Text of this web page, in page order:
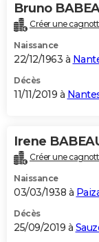
Bruno
Créer une
Naissance
22/12/1963 à
Décès
11/11/2019 à
Irene
Créer une
Naissance
03/03/1938 à
Décès
25/09/2019 à